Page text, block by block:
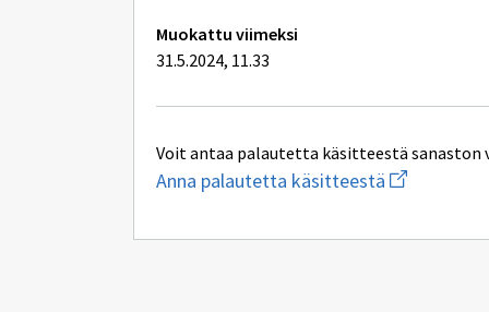
Muokattu viimeksi
31.5.2024, 11.33
Voit antaa palautetta käsitteestä sanaston
Anna palautetta käsitteestä Aloita
uuden
kirjoitus